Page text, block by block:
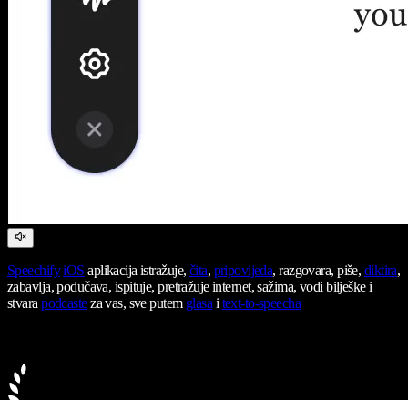
Speechify iOS aplikacija istražuje, čita, pripovijeda, razgovara, piše, diktira,
zabavlja, podučava, ispituje, pretražuje internet, sažima, vodi bilješke i
stvarapodcasteza vas, sve putem glasaitext-to-speecha